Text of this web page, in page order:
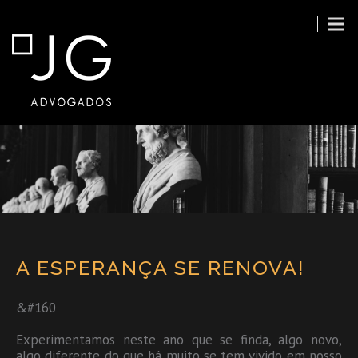
A ESPERANÇA SE RENOVA!
&#160
Experimentamos neste ano que se finda, algo novo,